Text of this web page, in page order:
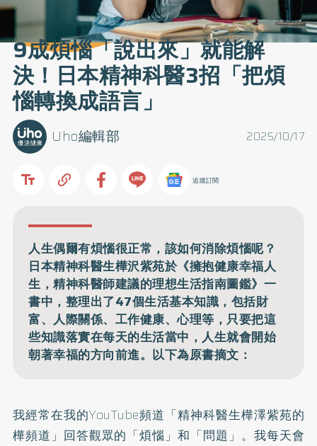
9成煩惱「說出來」就能解
決！日本精神科醫3招「把煩
惱轉換成語言」
2025/10/17
Uho編輯部
追蹤訂閱
人生偶爾有煩惱很正常，該如何消除煩惱呢？
日本精神科醫生樺沢紫苑於《擁抱健康幸福人
生，精神科醫師建議的理想生活指南圖鑑》一
書中，整理出了47個生活基本知識，包括財
富、人際關係、工作健康、心理等，只要把這
些知識落實在每天的生活當中，人生就會開始
朝著幸福的方向前進。以下為原書摘文：
我經常在我的YouTube頻道「精神科醫生樺澤紫苑的
樺頻道」回答觀眾的「煩惱」和「問題」。我每天會